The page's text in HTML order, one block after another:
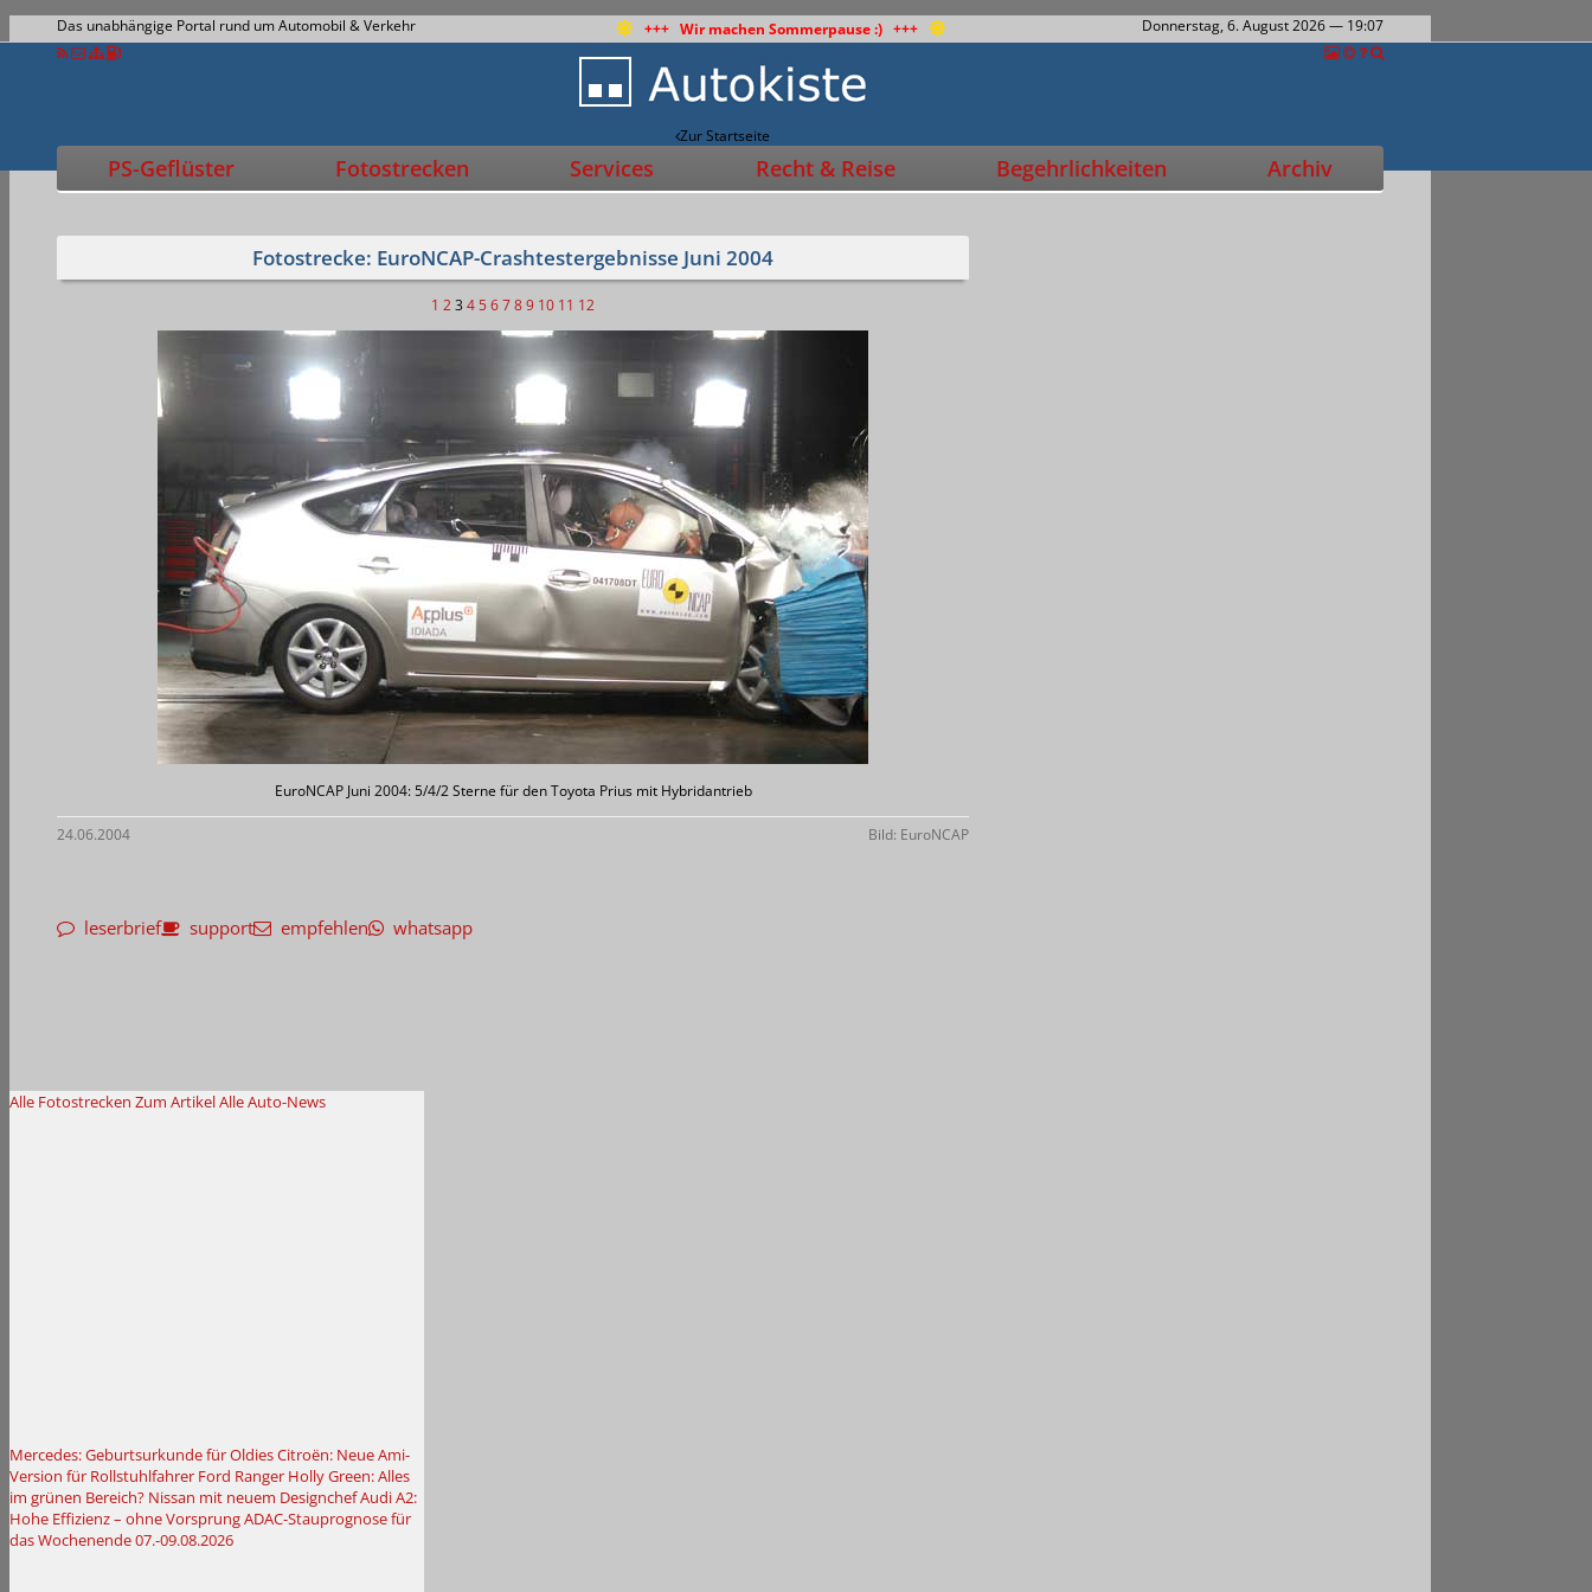
Das unabhängige Portal rund um Automobil & Verkehr +++ Wir machen Sommerpause :) +++ Donnerstag, 6. August 2026— 19:07
Zur Startseite
PS-Geflüster Fotostrecken Services Recht & Reise Begehrlichkeiten Archiv
Fotostrecke: EuroNCAP-Crashtestergebnisse Juni 2004
1 23 4 56789 10 11 12
EuroNCAP Juni 2004: 5/4/2 Sterne für den Toyota Prius mit Hybridantrieb
24.06.2004 Bild: EuroNCAP
leserbrief support empfehlen whatsapp
Alle Fotostrecken Zum ArtikelAlle Auto-News
Mercedes: Geburtsurkunde für OldiesCitroën: Neue Ami-
Version für Rollstuhlfahrer Ford Ranger Holly Green: Alles
im grünen Bereich? Nissan mit neuem DesignchefAudi A2:
Hohe Effizienz – ohne VorsprungADAC-Stauprognose für
das Wochenende 07.-09.08.2026